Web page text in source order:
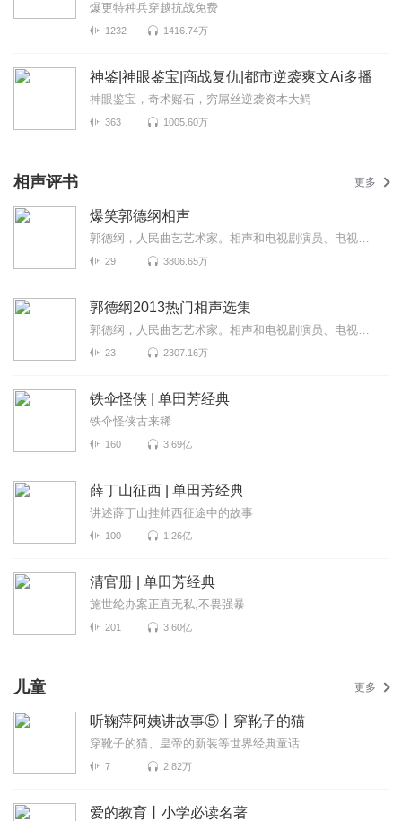
爆更特种兵穿越抗战免费
1232 1416.74万
神鉴|神眼鉴宝|商战复仇|都市逆袭爽文Ai多播
神眼鉴宝，奇术赌石，穷屌丝逆袭资本大鳄
363 1005.60万
相声评书 更多
爆笑郭德纲相声
郭德纲，人民曲艺艺术家。相声和电视剧演员、电视脱口秀主持人。1973年生于天津，自幼酷爱民间艺术。8岁...
29 3806.65万
郭德纲2013热门相声选集
郭德纲，人民曲艺艺术家。相声和电视剧演员、电视脱口秀主持人。1973年生于天津，自幼酷爱民间艺术。8岁...
23 2307.16万
铁伞怪侠 | 单田芳经典
铁伞怪侠古来稀
160 3.69亿
薛丁山征西 | 单田芳经典
讲述薛丁山挂帅西征途中的故事
100 1.26亿
清官册 | 单田芳经典
施世纶办案正直无私,不畏强暴
201 3.60亿
儿童 更多
听鞠萍阿姨讲故事⑤丨穿靴子的猫
穿靴子的猫、皇帝的新装等世界经典童话
7 2.82万
爱的教育丨小学必读名著